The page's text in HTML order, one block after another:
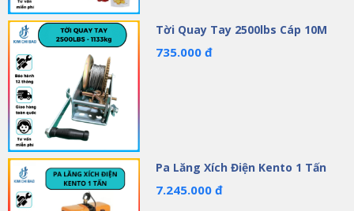
Tời Quay Tay 2500lbs Cáp 10M
735.000 đ
Pa Lăng Xích Điện Kento 1 Tấn
7.245.000 đ